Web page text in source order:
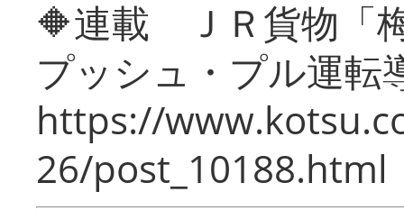
🔶連載 ＪＲ貨物「
プッシュ・プル運転
https://
26/post_10188.html